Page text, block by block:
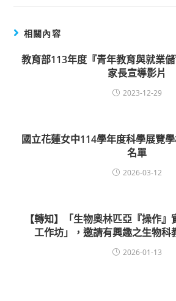
相關內容
教育部113年度『青年教育與就業
家長宣導影片
2023-12-29
國立花蓮女中114學年度科學展覽
名單
2026-03-12
【轉知】「生物奧林匹亞『操作
工作坊」，邀請有興趣之生物科
2026-01-13